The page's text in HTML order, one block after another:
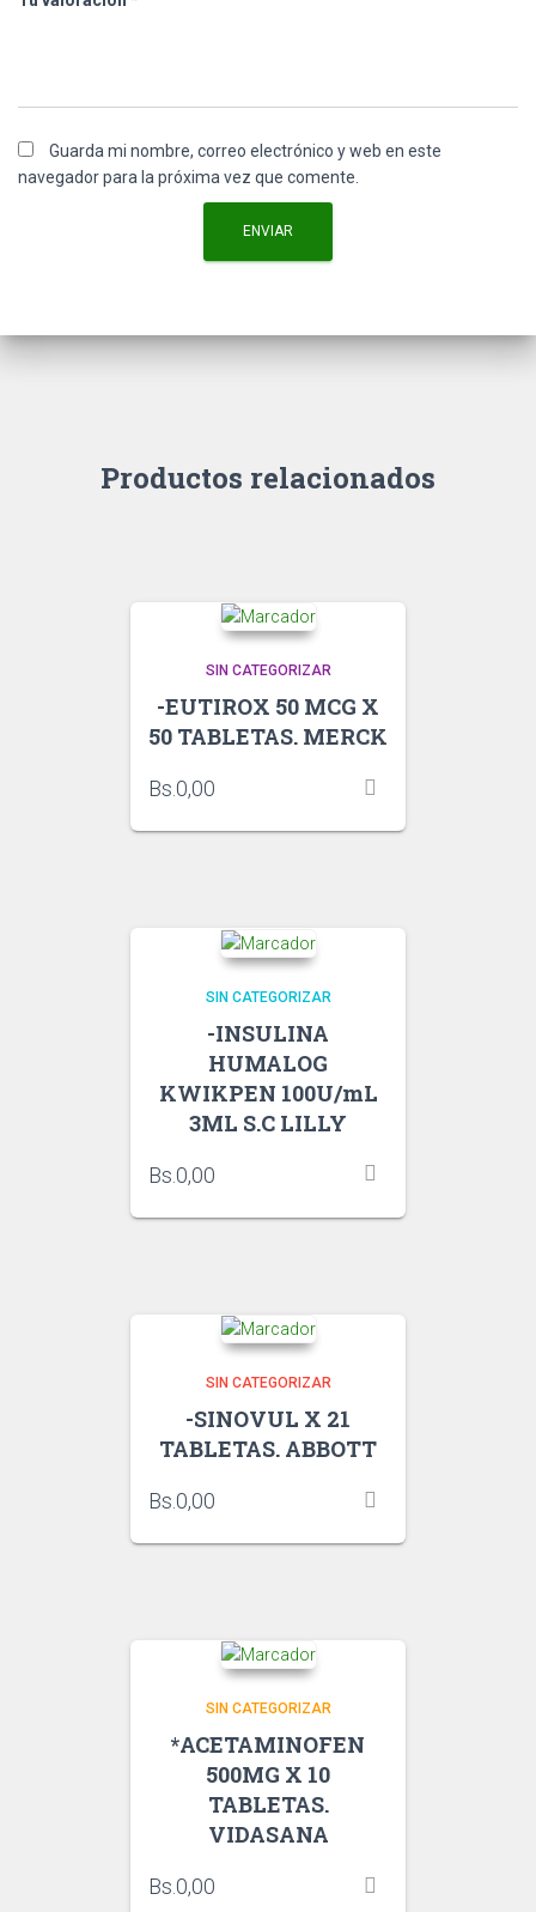
Guarda mi nombre, correo electrónico y web en este
navegador para la próxima vez que comente.
Productos relacionados
SIN CATEGORIZAR
-EUTIROX 50 MCG X
50 TABLETAS. MERCK
Bs.0,00
SIN CATEGORIZAR
-INSULINA
HUMALOG
KWIKPEN 100U/mL
3ML S.C LILLY
Bs. 0,00
SIN CATEGORIZAR
-SINOVUL X 21
TABLETAS. ABBOTT
Bs. 0,00
SIN CATEGORIZAR
*ACETAMINOFEN
500MG X 10
TABLETAS.
VIDASANA
Bs. 0,00